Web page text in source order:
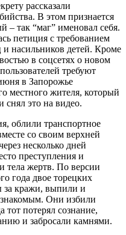
рассказали
В этом признается
– так “маг” именовал себя.
петиция с требованием
насильников детей. Кроме
в соцсетях о новом
требуют
в Запорожье
местного жителя, который
снял это на видео.
облили транспортное
со своим верхней
несколько дней
преступления и
тела жертв. По версии
года двое торецких
кражи, выпили и
Они избили
потерял сознание,
и забросали камнями.